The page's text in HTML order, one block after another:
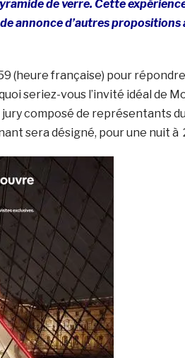
de verre. Cette
annonce d’autres propositions
(heure française) pour
seriez-vous l’invité idéal de
jury composé de représentants du
sera désigné, pour une nuit à